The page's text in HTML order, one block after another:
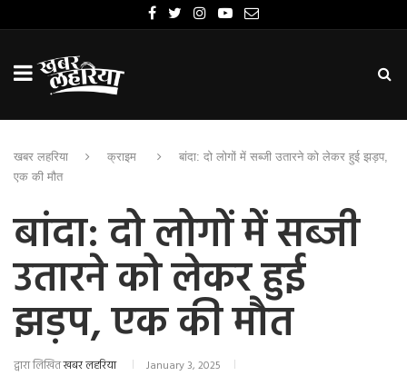
खबर लहरिया क्राइम
बांदा: दो लोगों में सब्जी उतारने को लेकर हुई झड़प,
एक की मौत
बांदा: दो लोगों में सब्जी
उतारने को लेकर हुई
झड़प, एक की मौत
द्वारा लिखितखबर लहरिया January 3, 2025